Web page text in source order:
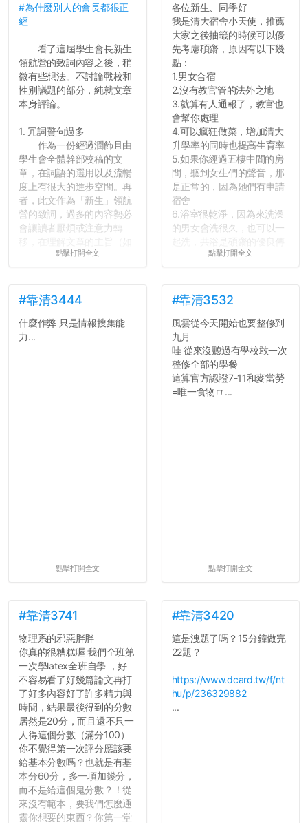
反正老人我明天就要搬離新
竹，之後如何發展與我無
關，就當最後一天發個牢騷
吧XD，祝學弟妹們修課順利
~~...
#為什麼別人的會長都很正
經
看了這屆學生會長新生
領航營的致詞內容之後，稍
微有些想法。不討論戰校和
性別議題的部分，純就文章
本身評論。
1. 冗詞贅句過多
作為一份經過潤飾且由
學生會全體幹部校稿的文
章，在詞語的選用以及流暢
度上有很大的進步空間。再
者，此文作為「新生」領航
營的致詞，過多的內容勢必
會讓讀者厭煩或注意力轉
果有的話）前就失去興趣。
的聲明一樣正式，但至少在
用字上多加留意。有些語句
用說的可能會引人發笑或多
聽幾句，但寫成文字時只會
點擊打開全文
各位新生、同學好
我是清大宿舍小天使，推薦
大家之後抽籤的時候可以優
先考慮碩齋，原因有以下幾
點：
1.男女合宿
2.沒有教官管的法外之地
3.就算有人通報了，教官也
會幫你處理
4.可以瘋狂做菜，增加清大
升學率的同時也提高生育率
5.如果你經過五樓中間的房
間，聽到女生們的聲音，那
是正常的，因為她們有申請
宿舍
6.浴室很乾淨，因為來洗澡
的男女會洗很久，也可以一
舍房間，都歡迎留言讓我知
道...
點擊打開全文
#靠清3444
什麼作弊 只是情報搜集能
力...
點擊打開全文
#靠清3532
風雲從今天開始也要整修到
九月
哇 從來沒聽過有學校敢一次
整修全部的學餐
這算官方認證7-11和麥當勞
=唯一食物ㄇ...
點擊打開全文
#靠清3741
物理系的邪惡胖胖
你真的很糟糕喔 我們全班第
一次學latex全班自學 ，好
不容易看了好幾篇論文再打
了好多內容好了許多精力與
時間，結果最後得到的分數
居然是20分，而且還不只一
人得這個分數（滿分100）
你不覺得第一次評分應該要
給基本分數嗎？也就是有基
本分60分，多一項加幾分，
而不是給這個鬼分數？！從
來沒有範本，要我們怎麼通
靈你想要的東西？你第一堂
#靠清3420
這是洩題了嗎？15分鐘做完
22題？
https://www.dcard.tw/f/nt
hu/p/236329882
...